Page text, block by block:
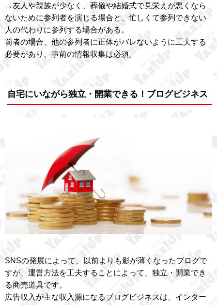
→友人や親族が少なく、葬儀や結婚式で見栄えが悪くなら
ないために参列者を演じる場合と、忙しくて参列できない
人の代わりに参列する場合がある。
前者の場合、他の参列者に正体がバレないように工夫する
必要があり、事前の情報収集は必須。
自宅にいながら独立・開業できる！ブログビジネス
SNSの発展によって、以前よりも影が薄くなったブログで
すが、運営方法を工夫することによって、独立・開業でき
る商売道具です。
広告収入が主な収入源になるブログビジネスは、インター